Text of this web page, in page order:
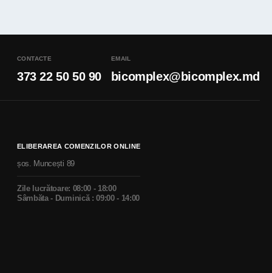
CONTACTE
373 22 50 50 90
EMAIL
bicomplex@bicomplex.md
ELIBERAREA COMENZILOR ONLINE
șos. Muncești 89
Zile lucrătoare: 08:00 - 18:00
Sâmbăta - Duminică : 09:00 - 14:00